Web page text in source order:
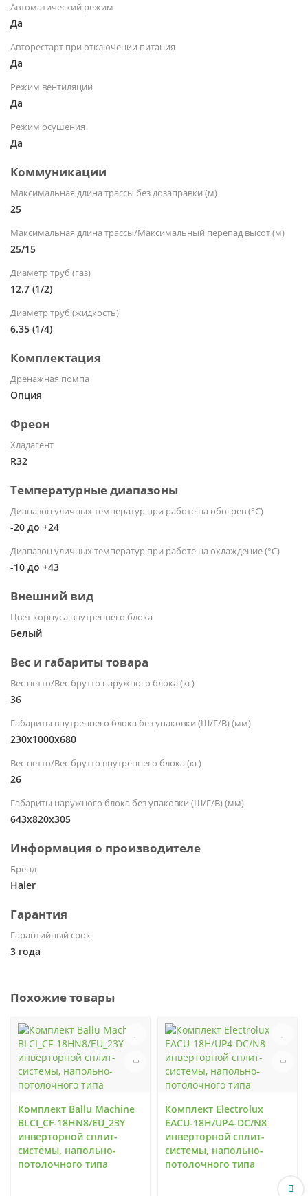
Автоматический режим
Да
Авторестарт при отключении питания
Да
Режим вентиляции
Да
Режим осушения
Да
Коммуникации
Максимальная длина трассы без дозаправки (м)
25
Максимальная длина трассы/Максимальный перепад высот (м)
25/15
Диаметр труб (газ)
12.7 (1/2)
Диаметр труб (жидкость)
6.35 (1/4)
Комплектация
Дренажная помпа
Опция
Фреон
Хладагент
R32
Температурные диапазоны
Диапазон уличных температур при работе на обогрев (°С)
-20 до +24
Диапазон уличных температур при работе на охлаждение (°С)
-10 до +43
Внешний вид
Цвет корпуса внутреннего блока
Белый
Вес и габариты товара
Вес нетто/Вес брутто наружного блока (кг)
36
Габариты внутреннего блока без упаковки (Ш/Г/В) (мм)
230x1000x680
Вес нетто/Вес брутто внутреннего блока (кг)
26
Габариты наружного блока без упаковки (Ш/Г/В) (мм)
643x820x305
Информация о производителе
Бренд
Haier
Гарантия
Гарантийный срок
3 года
Похожие товары
Комплект Ballu Machine
BLCI_CF-18HN8/EU_23Y
инверторной сплит-
системы, напольно-
потолочного типа
Комплект Electrolux
EACU-18H/UP4-DC/N8
инверторной сплит-
системы, напольно-
потолочного типа